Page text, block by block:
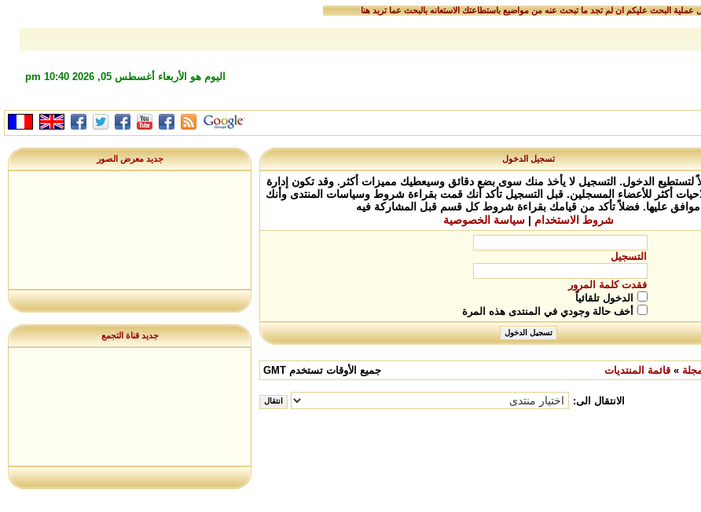
البحث عليكم ان لم تجد ما تبحث عنه من مواضيع باستطاعتك الاستعانه بالبحث عما تريد هنا
اليوم هو الأربعاء أغسطس 05, 2026 10:40 pm
تسجيل الدخول
الدخول. التسجيل لا يأخذ منك سوى بضع دقائق وسيعطيك مميزات أكثر. وقد تكون إدارة
أكثر للأعضاء المسجلين. قبل التسجيل تأكد أنك قمت بقراءة شروط وسياسات المنتدى وأنك
موافق عليها. فضلاً تأكد من قيامك بقراءة شروط كل قسم قبل المشاركة فيه
شروط الاستخدام |سياسة الخصوصية
التسجيل
فقدت كلمة المرور
الدخول تلقائياً
أخف حالة وجودي في المنتدى هذه المرة
» قائمة المنتديات جميع الأوقات تستخدم GMT
الانتقال الى:
جديد معرض الصور
جديد قناة التجمع